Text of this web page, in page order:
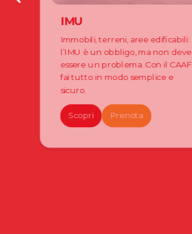
IMU
Immobili, terreni, aree edificabili:
l’IMU è un obbligo, ma non deve
essere un problema. Con il CAAF
fai tutto in modo semplice e
sicuro.
Scopri Prenota